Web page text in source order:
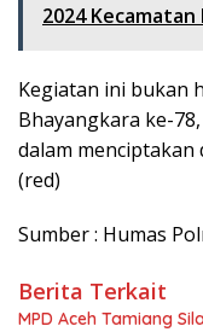
2024
Kegiatan ini bukan
Bhayangkara ke-
dalam
(red)
Sumber : Humas
Berita Terkait
MPD Aceh Tamiang